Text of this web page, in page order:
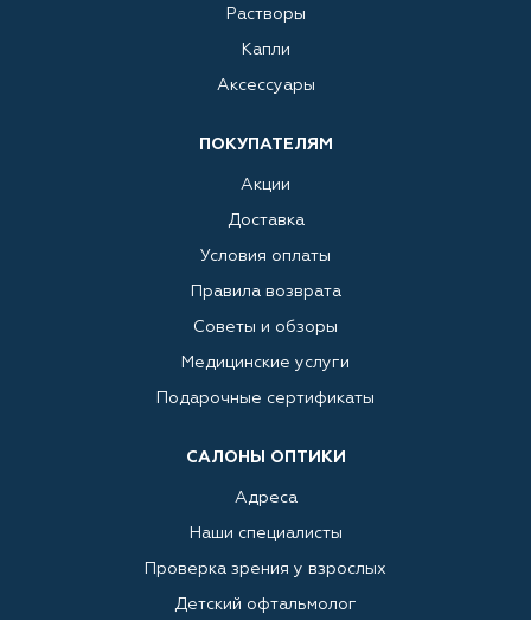
Растворы
Капли
Аксессуары
ПОКУПАТЕЛЯМ
Акции
Доставка
Условия оплаты
Правила возврата
Советы и обзоры
Медицинские услуги
Подарочные сертификаты
САЛОНЫ ОПТИКИ
Адреса
Наши специалисты
Проверка зрения у взрослых
Детский офтальмолог